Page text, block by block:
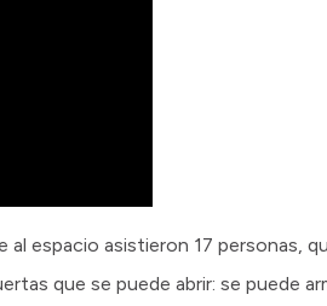
espacio asistieron 17 personas,
que se puede abrir: se puede